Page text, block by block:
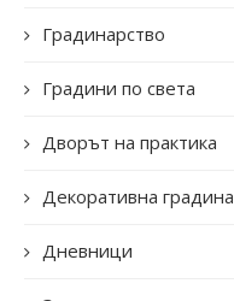
Градинарство
Градини по света
Дворът на практика
Декоративна градина
Дневници